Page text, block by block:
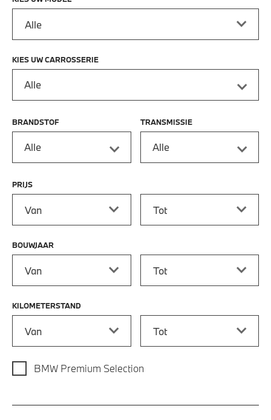
KIES UW CARROSSERIE
Alle
BRANDSTOF
Alle
TRANSMISSIE
Alle
PRIJS
BOUWJAAR
KILOMETERSTAND
BMW Premium Selection